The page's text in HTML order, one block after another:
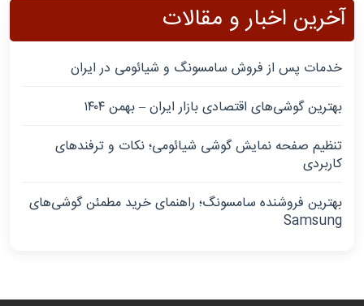
آخرین اخبار و مقالات
خدمات پس از فروش سامسونگ و شیائومی در ایران
بهترین گوشی‌های اقتصادی بازار ایران – بهمن ۱۴۰۴
تنظیم صفحه نمایش گوشی شیائومی؛ نکات و ترفندهای
کاربردی
بهترین فروشنده سامسونگ؛ راهنمای خرید مطمئن گوشی‌های
Samsung